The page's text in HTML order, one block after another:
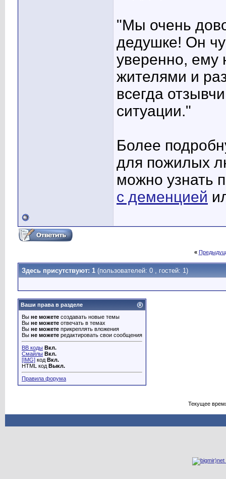
"Мы очень
дедушке! Он
уверенно, ему
жителями и
всегда
ситуации."
Более
для пожилых
можно узнать
с деменцией
«
Здесь присутствуют: 1 (пользователей: 0 , гостей: 1)
Ваши права в разделе
Вы не можете создавать новые темы
Вы не можете отвечать в темах
Вы не можете прикреплять вложения
Вы не можете редактировать свои сообщения
BB коды Вкл.
Смайлы Вкл.
[IMG] код Вкл.
HTML код Выкл.
Правила форума
Текущее